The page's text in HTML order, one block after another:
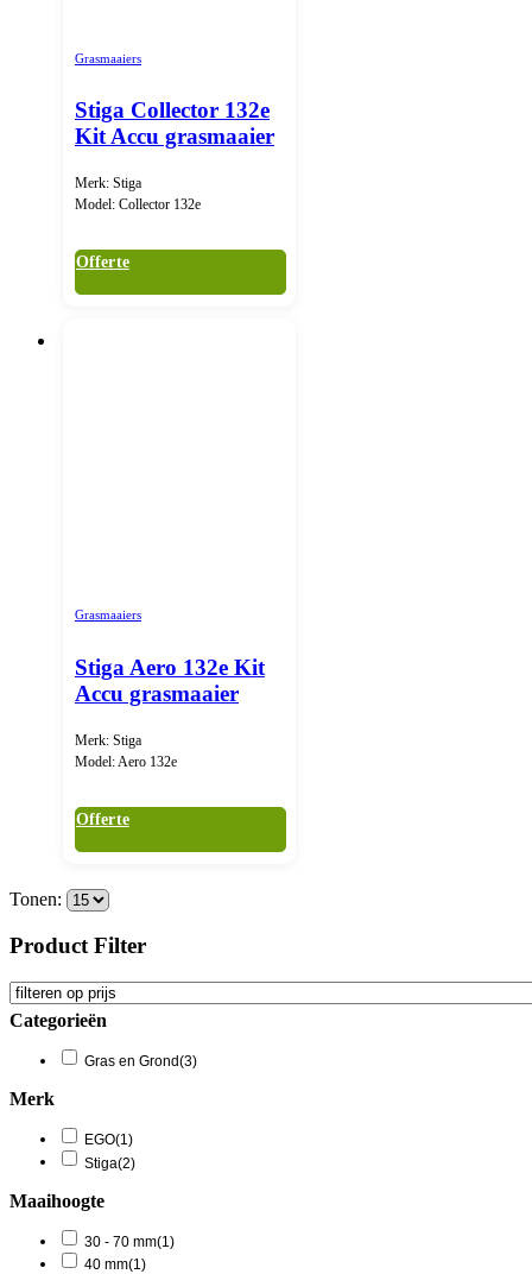
Grasmaaiers
Stiga Collector 132e
Kit Accu grasmaaier
Merk: Stiga
Model: Collector 132e
Offerte
Grasmaaiers
Stiga Aero 132e Kit
Accu grasmaaier
Merk: Stiga
Model: Aero 132e
Offerte
Tonen:
Product Filter
Categorieën
Gras en Grond(3)
Merk
EGO(1)
Stiga(2)
Maaihoogte
30 - 70 mm(1)
40 mm(1)